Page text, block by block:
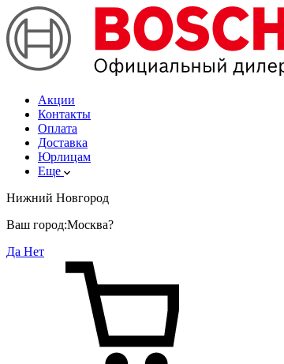
Акции
Контакты
Оплата
Доставка
Юрлицам
Еще
Нижний Новгород
Ваш город:Москва?
Да Нет